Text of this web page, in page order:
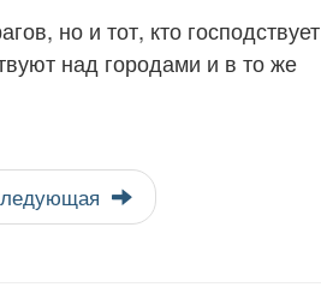
но и тот, кто господствует
над городами и в то же